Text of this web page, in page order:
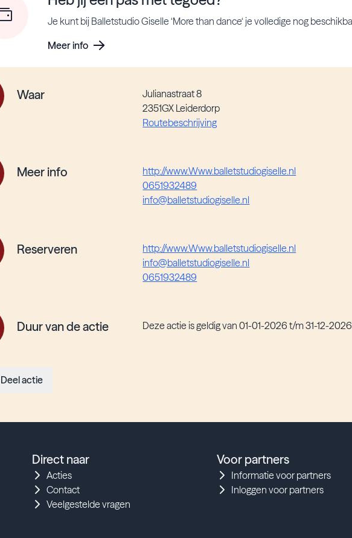
Je kunt bij Balletstudio Giselle ‘More than dance‘ je volledige nog
Meer info
Waar
Julianastraat 8
2351GX Leiderdorp
Routebeschrijving
Meer info
http://www.Www.balletstudiogiselle.nl
0651932489
info@balletstudiogiselle.nl
Reserveren
http://www.Www.balletstudiogiselle.nl
info@balletstudiogiselle.nl
0651932489
Duur van de actie Deze actie is geldig van 01-01-2026 t/m 31-12-2026
Deel actie
Direct naar
Acties
Contact
Veelgestelde vragen
Voor partners
Informatie voor partners
Inloggen voor partners